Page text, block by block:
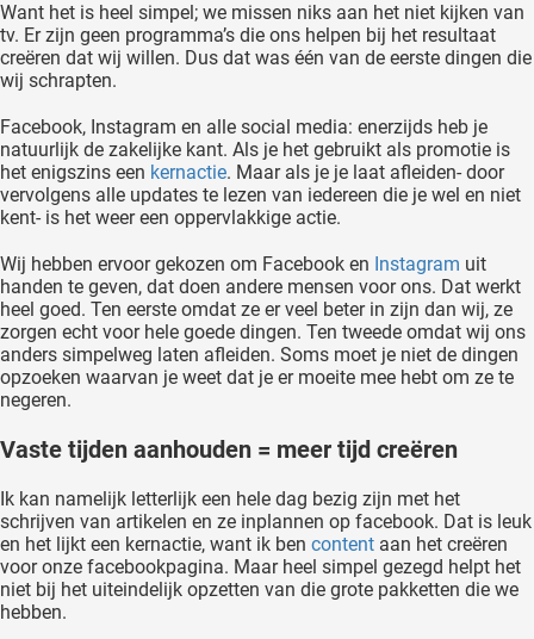
Want het is heel simpel; we missen niks aan het niet kijken van
tv. Er zijn geen programma’s die ons helpen bij het resultaat
creëren dat wij willen. Dus dat was één van de eerste dingen die
wij schrapten.
Facebook, Instagram en alle social media: enerzijds heb je
natuurlijk de zakelijke kant. Als je het gebruikt als promotie is
het enigszins een kernactie. Maar als je je laat afleiden- door
vervolgens alle updates te lezen van iedereen die je wel en niet
kent- is het weer een oppervlakkige actie.
Wij hebben ervoor gekozen om Facebook en Instagram uit
handen te geven, dat doen andere mensen voor ons. Dat werkt
heel goed. Ten eerste omdat ze er veel beter in zijn dan wij, ze
zorgen echt voor hele goede dingen. Ten tweede omdat wij ons
anders simpelweg laten afleiden. Soms moet je niet de dingen
opzoeken waarvan je weet dat je er moeite mee hebt om ze te
negeren.
Vaste tijden aanhouden = meer tijd creëren
Ik kan namelijk letterlijk een hele dag bezig zijn met het
schrijven van artikelen en ze inplannen op facebook. Dat is leuk
en het lijkt een kernactie, want ik ben content aan het creëren
voor onze facebookpagina. Maar heel simpel gezegd helpt het
niet bij het uiteindelijk opzetten van die grote pakketten die we
hebben.